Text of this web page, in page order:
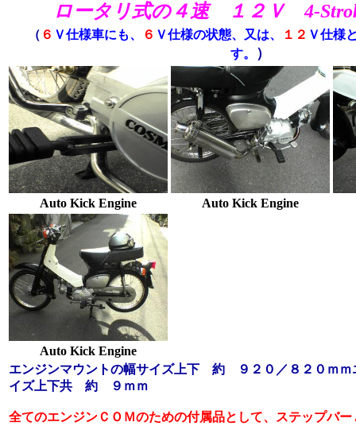
ロータリ式の４速１２Ｖ 4-
（ ６ Ｖ仕様車にも、 ６ Ｖ仕様の状態、又は、 １２ Ｖ仕様
す。
）
Auto Kick Engine Auto Kick Engine
Auto Kick Engine
エンジンマウントの幅サイズ上下 約 ９２０／８２０ｍｍ
イズ上下共 約 ９ｍｍ
全てのエンジンＣＯＭのための付属品として、ステップバ